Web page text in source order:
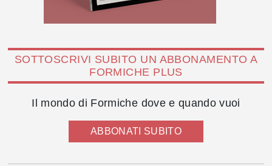
SOTTOSCRIVI SUBITO UN ABBONAMENTO A
FORMICHE PLUS
Il mondo di Formiche dove e quando vuoi
ABBONATI SUBITO